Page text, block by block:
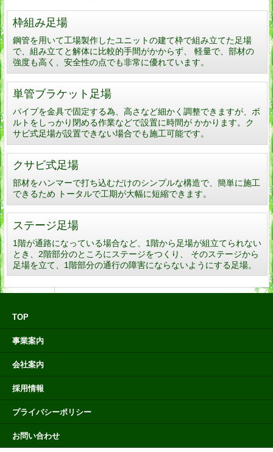
枠組み足場
鋼管を用いて工場製作したユニットの建て枠で組み立てた足場
で、組み立てと解体に比較的手間がかからず、 軽量で、部材の
強度も高く、安全性の点でも非常に優れています。
単管ブラケット足場
パイプを金具で固定する為、高さなど細かく調整できますが、ボ
ルトをしっかり閉める作業などで設置に時間が かかります。ク
サビ式足場が設置できない場合でも施工可能です。
クサビ式足場
部材をハンマーで打ち込むだけのシンプルな構造で、簡単に施工
できるため トータルで工期が大幅に短縮できます。
ステージ足場
1階が通路になっている場合など、1階から足場が組立てられない
とき、2階部分のところにステージをつくり、 そのステージから
足場を立て、1階部分の通行の障害にならないようにする足場。
TOP
事業案内
会社案内
採用情報
プライバシーポリシー
お問い合わせ